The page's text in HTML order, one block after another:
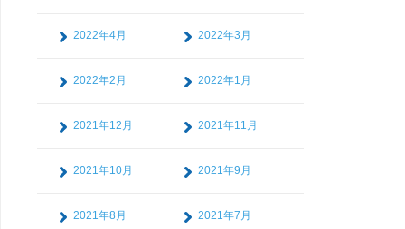
2022年4月 2022年3月
2022年2月 2022年1月
2021年12月 2021年11月
2021年10月 2021年9月
2021年8月 2021年7月